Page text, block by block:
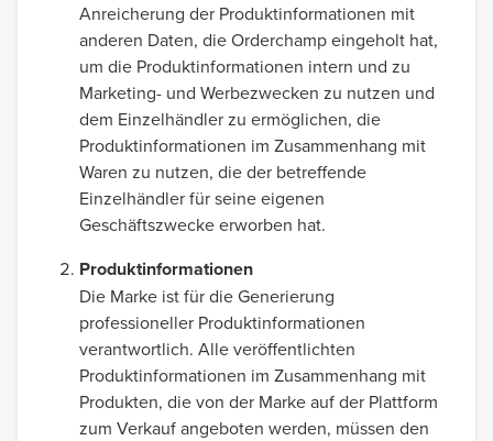
Anreicherung der Produktinformationen mit
anderen Daten, die Orderchamp eingeholt hat,
um die Produktinformationen intern und zu
Marketing- und Werbezwecken zu nutzen und
dem Einzelhändler zu ermöglichen, die
Produktinformationen im Zusammenhang mit
Waren zu nutzen, die der betreffende
Einzelhändler für seine eigenen
Geschäftszwecke erworben hat.
Produktinformationen
Die Marke ist für die Generierung
professioneller Produktinformationen
verantwortlich. Alle veröffentlichten
Produktinformationen im Zusammenhang mit
Produkten, die von der Marke auf der Plattform
zum Verkauf angeboten werden, müssen den